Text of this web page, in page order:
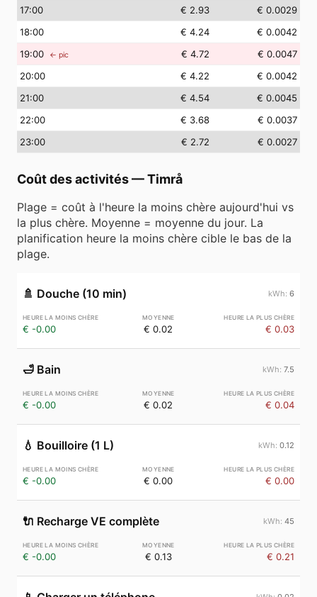
17:00 € 2.93
€ 0.0029
18:00 € 4.24
€ 0.0042
19:00 ← pic € 4.72
€ 0.0047
20:00 € 4.22
€ 0.0042
21:00 € 4.54
€ 0.0045
22:00 € 3.68
€ 0.0037
23:00 € 2.72 € 0.0027
Coût des activités—Timrå
Plage = coût à l'heure la moins chère aujourd'hui vs
la plus chère. Moyenne = moyenne du jour. La
planification heure la moins chère cible le bas de la
plage.
🚿 Douche (10 min) 6
€ -0.00 € 0.02 € 0.03
🛁 Bain 7.5
€ -0.00 € 0.02 € 0.04
💧 Bouilloire (1 L) 0.12
€ -0.00 € 0.00 € 0.00
🔌 Recharge VE complète 45
€ -0.00 € 0.13 € 0.21